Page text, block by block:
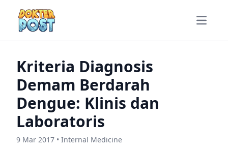
Open
Kriteria Diagnosis
Demam Berdarah
Dengue: Klinis dan
Laboratoris
9 Mar 2017 • Internal Medicine